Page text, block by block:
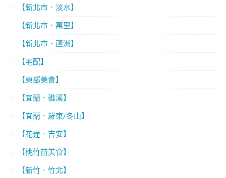
【新北市．淡水】
【新北市．萬里】
【新北市．蘆洲】
【宅配】
【東部美食】
【宜蘭．礁溪】
【宜蘭．羅東/冬山】
【花蓮．吉安】
【桃竹苗美食】
【新竹．竹北】